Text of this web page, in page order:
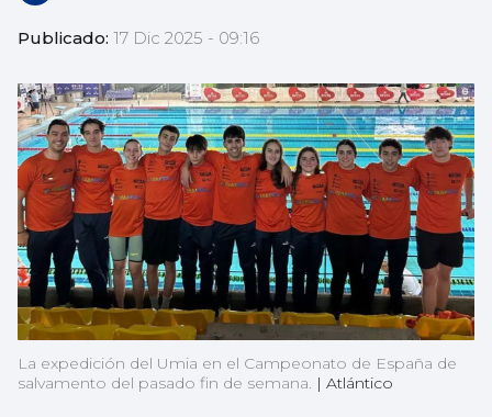
Publicado: 17 Dic 2025 - 09:16
La expedición del Umia en el Campeonato de España de
salvamento del pasado fin de semana. | Atlántico